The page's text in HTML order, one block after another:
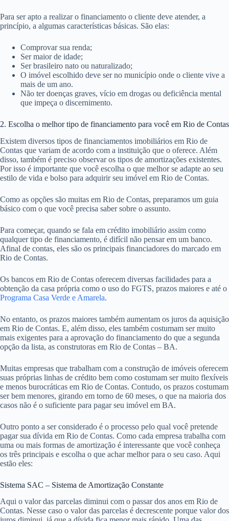
Para ser apto a realizar o financiamento o cliente deve atender, a
princípio, a algumas características básicas. São elas:
Comprovar sua renda;
Ser maior de idade;
Ser brasileiro nato ou naturalizado;
O imóvel escolhido deve ser no município onde o cliente vive a
mais de um ano.
Não ter doenças graves, vício em drogas ou deficiência mental
que impeça o discernimento.
2. Escolha o melhor tipo de financiamento para você em Rio de Contas
Existem diversos tipos de financiamentos imobiliários em Rio de
Contas que variam de acordo com a instituição que o oferece. Além
disso, também é preciso observar os tipos de amortizações existentes.
Por isso é importante que você escolha o que melhor se adapte ao seu
estilo de vida e bolso para adquirir seu imóvel em Rio de Contas.
Como as opções são muitas em Rio de Contas, preparamos um guia
básico com o que você precisa saber sobre o assunto.
Para começar, quando se fala em crédito imobiliário assim como
qualquer tipo de financiamento, é difícil não pensar em um banco.
Afinal de contas, eles são os principais financiadores do marcado em
Rio de Contas.
Os bancos em Rio de Contas oferecem diversas facilidades para a
obtenção da casa própria como o uso do FGTS, prazos maiores e até o
Programa Casa Verde e Amarela.
No entanto, os prazos maiores também aumentam os juros da aquisição
em Rio de Contas. E, além disso, eles também costumam ser muito
mais exigentes para a aprovação do financiamento do que a segunda
opção da lista, as construtoras em Rio de Contas – BA.
Muitas empresas que trabalham com a construção de imóveis oferecem
suas próprias linhas de crédito bem como costumam ser muito flexíveis
e menos burocráticas em Rio de Contas. Contudo, os prazos costumam
ser bem menores, girando em torno de 60 meses, o que na maioria dos
casos não é o suficiente para pagar seu imóvel em BA.
Outro ponto a ser considerado é o processo pelo qual você pretende
pagar sua dívida em Rio de Contas. Como cada empresa trabalha com
uma ou mais formas de amortização é interessante que você conheça
os três principais e escolha o que achar melhor para o seu caso. Aqui
estão eles:
Sistema SAC – Sistema de Amortização Constante
Aqui o valor das parcelas diminui com o passar dos anos em Rio de
Contas. Nesse caso o valor das parcelas é decrescente porque valor dos